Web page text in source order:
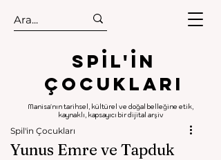
.
.
Spıl'in
Çocukları
Manisa'nın tarihsel, kültürel ve doğal belleğine etik,
kaynaklı, kapsayıcı bir dijital arşiv
Yunus Emre ve Tapduk
Spil'in Çocukları